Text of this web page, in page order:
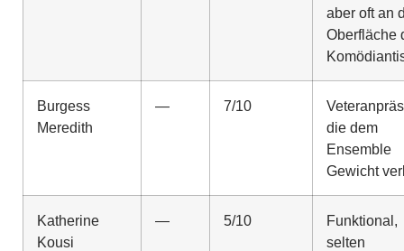
aber oft an
Oberfläche
Burgess
Meredith
— 7/10
die dem
Ensemble
Gewicht
Katherine
Kousi
— 5/10
Funktional,
selten